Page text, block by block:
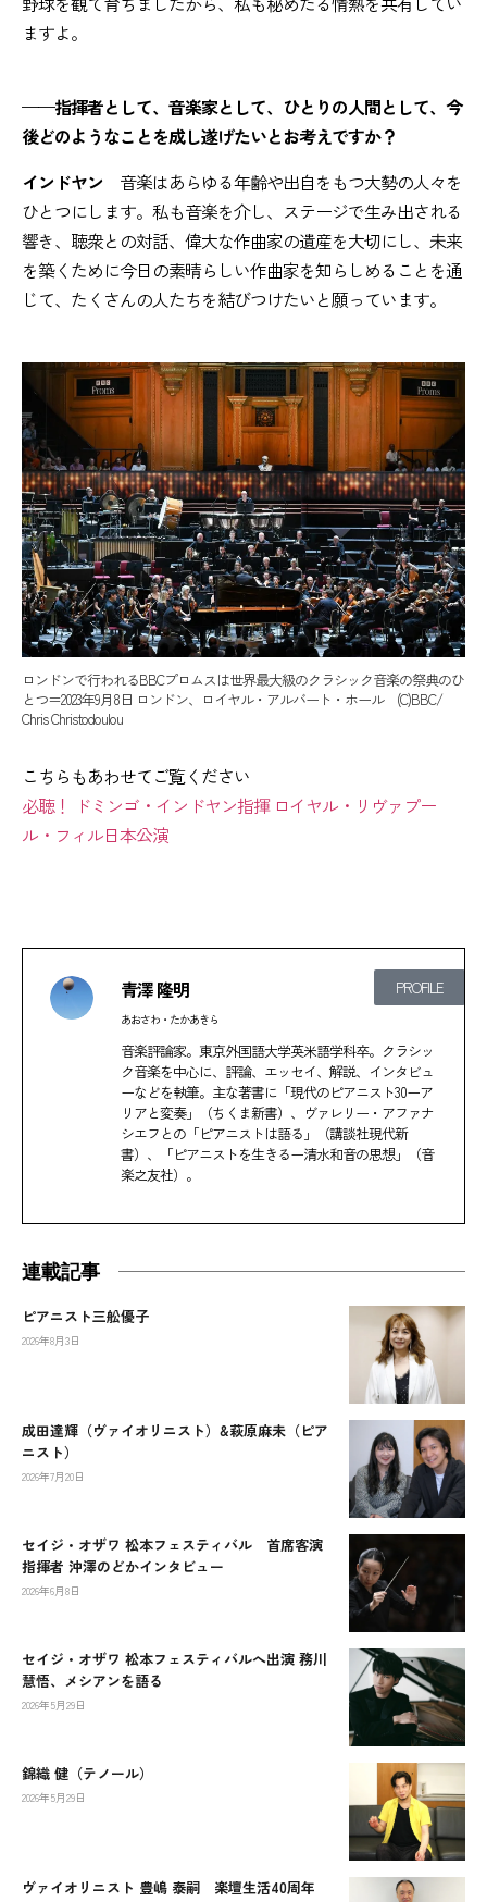
ますよ。
——指揮者として、音楽家として、ひとりの人間として、今
後どのようなことを成し遂げたいとお考えですか？
インドヤン 音楽はあらゆる年齢や出自をもつ大勢の人々を
ひとつにします。私も音楽を介し、ステージで生み出される
響き、聴衆との対話、偉大な作曲家の遺産を大切にし、未来
を築くために今日の素晴らしい作曲家を知らしめることを通
じて、たくさんの人たちを結びつけたいと願っています。
ロンドンで行われるBBCプロムスは世界最大級のクラシック音楽の祭典のひ
とつ＝2023年9月8日 ロンドン、ロイヤル・アルバート・ホール (C)BBC/
Chris Christodoulou
こちらもあわせてご覧ください
必聴！ ドミンゴ・インドヤン指揮 ロイヤル・リヴァプー
ル・フィル日本公演
PROFILE
青澤 隆明
あおさわ・たかあきら
音楽評論家。東京外国語大学英米語学科卒。クラシッ
ク音楽を中心に、評論、エッセイ、解説、インタビュ
ーなどを執筆。主な著書に「現代のピアニスト30ーア
リアと変奏」（ちくま新書）、ヴァレリー・アファナ
シエフとの「ピアニストは語る」（講談社現代新
書）、「ピアニストを生きるー清水和音の思想」（音
楽之友社）。
連載記事
ピアニスト三舩優子
2026年8月3日
成田達輝（ヴァイオリニスト）&萩原麻未（ピア
ニスト）
2026年7月20日
セイジ・オザワ 松本フェスティバル 首席客演
指揮者 沖澤のどかインタビュー
2026年6月8日
セイジ・オザワ 松本フェスティバルへ出演 務川
慧悟、メシアンを語る
2026年5月29日
錦織 健（テノール）
2026年5月29日
ヴァイオリニスト 豊嶋 泰嗣 楽壇生活40周年